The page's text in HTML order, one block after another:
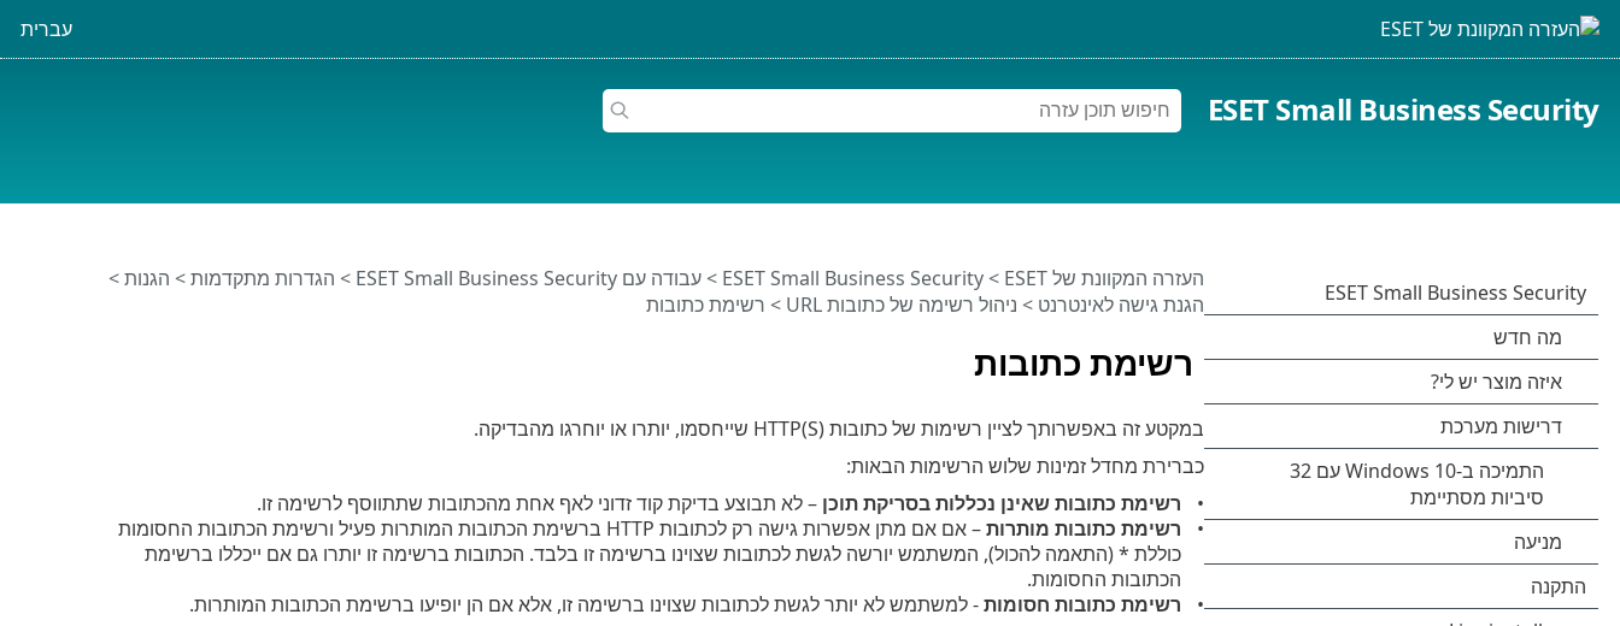
עברית
ESET Small Business Security
רשימת כתובות
העזרה המקוונת של ESET >
ESET Small Business Security
>עבודה עם ESET Small Business Security > הגדרות מתקדמות> הגנות>
הגנת גישה לאינטרנט > ניהול רשימה של כתובות URL > רשימת כתובות
במקטע זה באפשרותך לציין רשימות של כתובות HTTP(S) שייחסמו, יותרו או יוחרגו מהבדיקה.
כברירת מחדל זמינות שלוש הרשימות הבאות:
רשימת כתובות שאינן נכללות בסריקת תוכן – לא תבוצע בדיקת קוד זדוני לאף אחת מהכתובות שתתווסף לרשימה זו.
רשימת כתובות מותרות
– אם אם מתן אפשרות גישה רק לכתובות HTTP ברשימת הכתובות המותרות פעיל ורשימת הכתובות החסומות
כוללת * (התאמה להכול), המשתמש יורשה לגשת לכתובות שצוינו ברשימה זו בלבד. הכתובות ברשימה זו יותרו גם אם ייכללו ברשימת
הכתובות החסומות.
רשימת כתובות חסומות- למשתמש לא יותר לגשת לכתובות שצוינו ברשימה זו, אלא אם הן יופיעו ברשימת הכתובות המותרות.